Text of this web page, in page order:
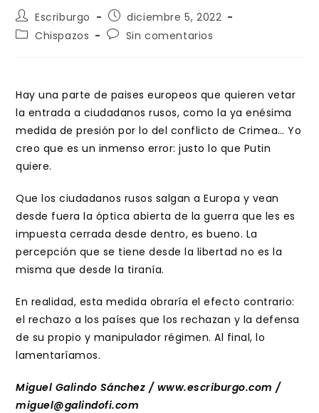
Autor
de
la
Escriburgo
Publicación
de
la
diciembre 5, 2022
Categoría
Chispazos
Comentarios
Sin comentarios
Hay una parte de paises europeos que quieren vetar
la entrada a ciudadanos rusos, como la ya enésima
medida de presión por lo del conflicto de Crimea… Yo
creo que es un inmenso error: justo lo que Putin
quiere.
Que los ciudadanos rusos salgan a Europa y vean
desde fuera la óptica abierta de la guerra que les es
impuesta cerrada desde dentro, es bueno. La
percepción que se tiene desde la libertad no es la
misma que desde la tiranía.
En realidad, esta medida obraría el efecto contrario:
el rechazo a los países que los rechazan y la defensa
de su propio y manipulador régimen. Al final, lo
lamentaríamos.
Miguel Galindo Sánchez / www.escriburgo.com /
miguel@galindofi.com